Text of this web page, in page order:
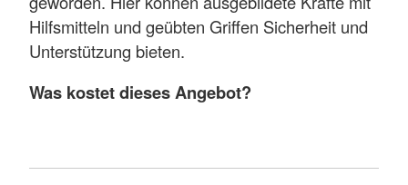
Kosten erhalten Sie bei unseren
Pflegeteams. Gerne beraten wir Sie vor Ort
anhand Ihrer individuellen Situation. In diesem
Zusammenhang kann man Sie auch über
Möglichkeiten der Kostenübernahme (z. B.
Hilfsmitteln und geübten Griffen Sicherheit und
Unterstützung bieten.
Was kostet dieses Angebot?